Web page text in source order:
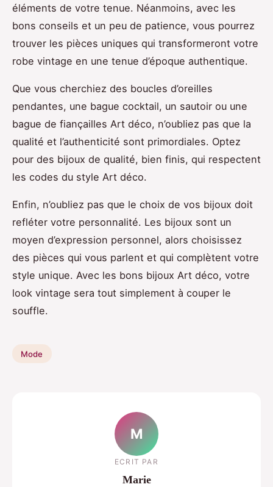
éléments de votre tenue. Néanmoins, avec les
bons conseils et un peu de patience, vous pourrez
trouver les pièces uniques qui transformeront votre
robe vintage en une tenue d’époque authentique.
Que vous cherchiez des boucles d’oreilles
pendantes, une bague cocktail, un sautoir ou une
bague de fiançailles Art déco, n’oubliez pas que la
qualité et l’authenticité sont primordiales. Optez
pour des bijoux de qualité, bien finis, qui respectent
les codes du style Art déco.
Enfin, n’oubliez pas que le choix de vos bijoux doit
refléter votre personnalité. Les bijoux sont un
moyen d’expression personnel, alors choisissez
des pièces qui vous parlent et qui complètent votre
style unique. Avec les bons bijoux Art déco, votre
look vintage sera tout simplement à couper le
souffle.
Mode
M
ECRIT PAR
Marie